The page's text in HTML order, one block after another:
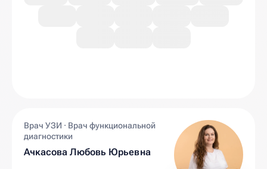
Врач УЗИ · Врач функциональной
диагностики
Ачкасова Любовь Юрьевна